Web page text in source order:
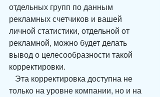
отдельных групп по данным
рекламных счетчиков и вашей
личной статистики, отдельной от
рекламной, можно будет делать
вывод о целесообразности такой
корректировки.
только на уровне компании, но и на